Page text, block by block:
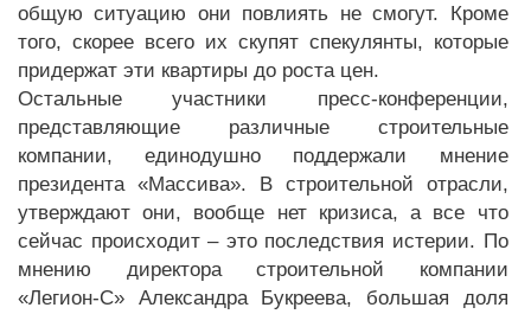
общую ситуацию они повлиять не смогут. Кроме
того, скорее всего их скупят спекулянты, которые
придержат эти квартиры до роста цен.
Остальные участники пресс-конференции,
представляющие различные строительные
компании, единодушно поддержали мнение
президента «Массива». В строительной отрасли,
утверждают они, вообще нет кризиса, а все что
сейчас происходит – это последствия истерии. По
мнению директора строительной компании
«Легион-С» Александра Букреева, большая доля